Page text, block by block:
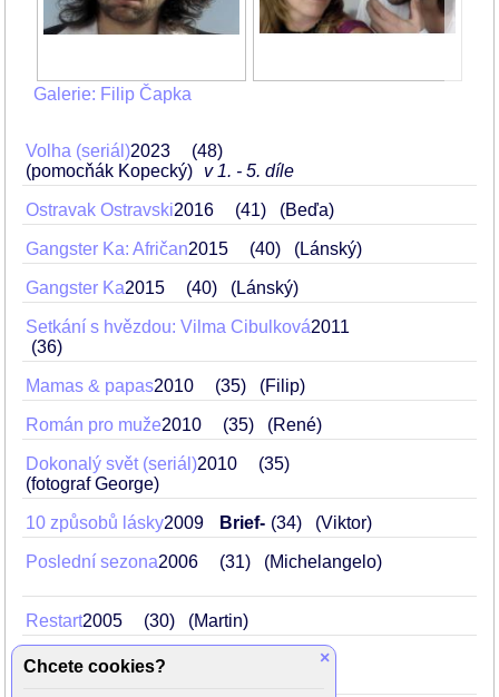
Galerie: Filip Čapka
Volha (seriál)2023
48
(pomocňák Kopecký)
v 1. - 5. díle
Ostravak Ostravski2016 41 (Beďa)
Gangster Ka: Afričan2015 40 (Lánský)
Gangster Ka2015 40 (Lánský)
Setkání s hvězdou: Vilma Cibulková2011
36
Mamas & papas2010 35 (Filip)
Román pro muže2010 35 (René)
Dokonalý svět (seriál)2010
35
(fotograf George)
10 způsobů lásky2009 Brief- 34 (Viktor)
Poslední sezona2006 31 (Michelangelo)
Restart2005 30 (Martin)
Nevěsta s velkýma nohama
27
×
Chcete cookies?